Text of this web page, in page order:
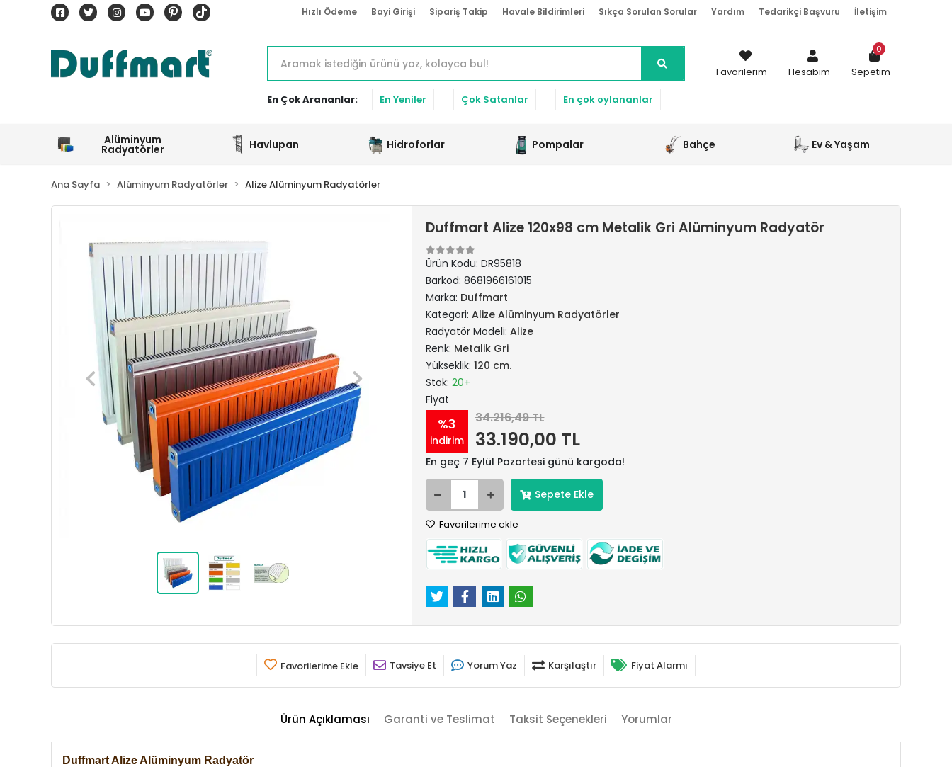
Hızlı Ödeme Bayi Girişi Sipariş Takip Havale Bildirimleri Sıkça Sorulan Sorular Yardım Tedarikçi Başvuru İletişim
En Çok Arananlar: En Yeniler Çok Satanlar En çok oylananlar
Favorilerim Hesabım Sepetim
0
Alüminyum
Radyatörler Havlupan Hidroforlar Pompalar Bahçe Ev & Yaşam
Ana Sayfa Alüminyum Radyatörler Alize Alüminyum Radyatörler
Duffmart Alize 120x98 cm Metalik Gri Alüminyum Radyatör
Ürün Kodu: DR95818
Barkod: 8681966161015
Marka: Duffmart
Kategori: Alize Alüminyum Radyatörler
Radyatör Modeli: Alize
Renk: Metalik Gri
Yükseklik: 120 cm.
Stok: 20+
Fiyat
%3
indirim
34.216,49 TL
33.190,00 TL
En geç 7 Eylül Pazartesi günü kargoda!
Sepete Ekle
Favorilerime ekle
Favorilerime Ekle Tavsiye Et Yorum Yaz Karşılaştır Fiyat Alarmı
Ürün Açıklaması Garanti ve Teslimat Taksit Seçenekleri Yorumlar
Duffmart Alize Alüminyum Radyatör